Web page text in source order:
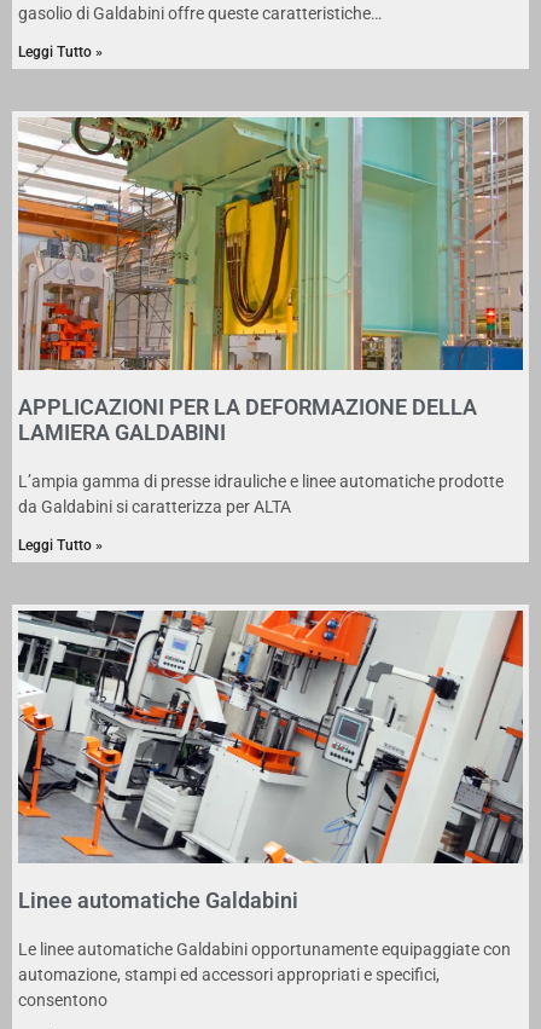
gasolio di Galdabini offre queste caratteristiche…
Leggi Tutto »
APPLICAZIONI PER LA DEFORMAZIONE DELLA
LAMIERA GALDABINI
L’ampia gamma di presse idrauliche e linee automatiche prodotte
da Galdabini si caratterizza per ALTA
Leggi Tutto »
Linee automatiche Galdabini
Le linee automatiche Galdabini opportunamente equipaggiate con
automazione, stampi ed accessori appropriati e specifici,
consentono